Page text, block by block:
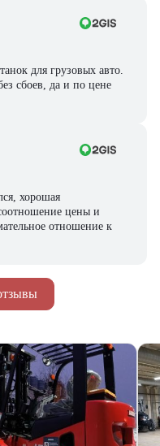
для грузовых авто.
сбоев, да и по цене
хорошая
цены и
отношение к